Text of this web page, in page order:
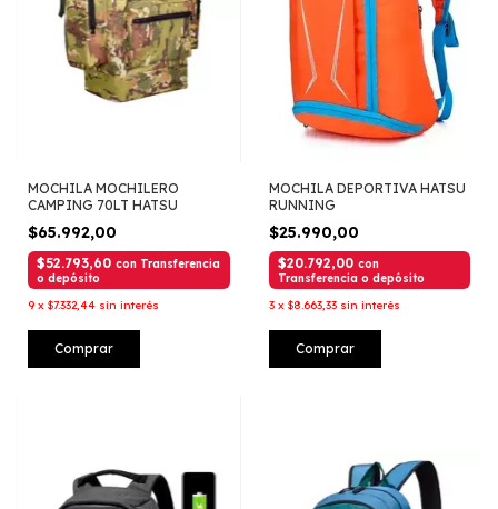
MOCHILA MOCHILERO
CAMPING 70LT HATSU
$65.992,00
$52.793,60 con Transferencia
o depósito
9 x $7.332,44 sin interés
Comprar
MOCHILA DEPORTIVA HATSU
RUNNING
$25.990,00
$20.792,00 con
Transferencia o depósito
3 x $8.663,33 sin interés
Comprar